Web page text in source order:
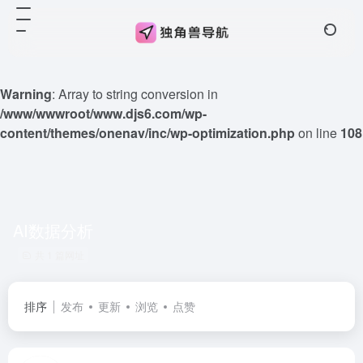
Warning: Array to string conversion in
/www/wwwroot/www.djs6.com/wp-
content/themes/onenav/inc/wp-optimization.phpon line 108
排序 发布 更新 浏览 点赞